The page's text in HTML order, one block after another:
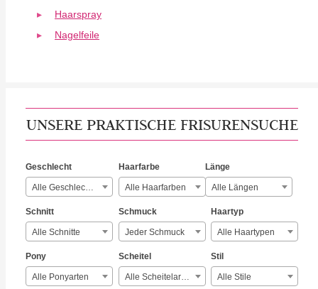
Haarspray
Nagelfeile
UNSERE PRAKTISCHE FRISURENSUCHE
Geschlecht
Alle Geschlechter
Haarfarbe
Alle Haarfarben
Länge
Alle Längen
Schnitt
Alle Schnitte
Schmuck
Jeder Schmuck
Haartyp
Alle Haartypen
Pony
Alle Ponyarten
Scheitel
Alle Scheitelarten
Stil
Alle Stile